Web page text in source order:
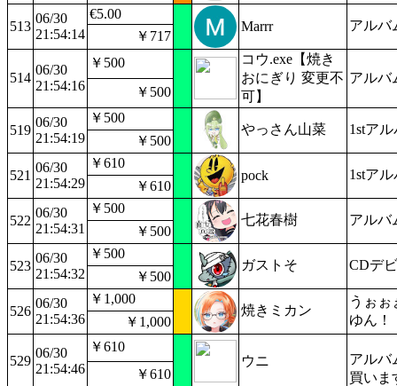
513
06/30
21:54:14
€5.00
Marrr
アルバ
￥717
514
06/30
21:54:16
￥500
コウ.exe【焼き
おにぎり 変更不
可】
アルバ
￥500
519
06/30
21:54:19
￥500
やっさん山菜 1stア
￥500
521
06/30
21:54:29
￥610
pock
1stア
￥610
522
06/30
21:54:31
￥500
七花春樹 アルバ
￥500
523
06/30
21:54:32
￥500
ガストそ CDデ
￥500
526
06/30
21:54:36
￥1,000
焼きミカン
うぉ
ゆん！
￥1,000
529
06/30
21:54:46
￥610
ウニ
アルバ
買いま
￥610